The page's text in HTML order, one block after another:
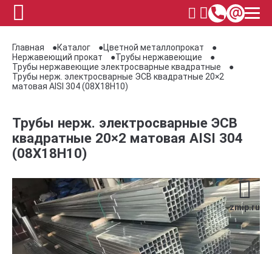
Главная Каталог
Цветной металлопрокат
Нержавеющий прокат
Трубы нержавеющие
Трубы нержавеющие электросварные квадратные
Трубы нерж. электросварные ЭСВ квадратные 20×2
матовая AISI 304 (08Х18Н10)
Трубы нерж. электросварные ЭСВ
квадратные 20×2 матовая AISI 304
(08Х18Н10)
zmip.ru